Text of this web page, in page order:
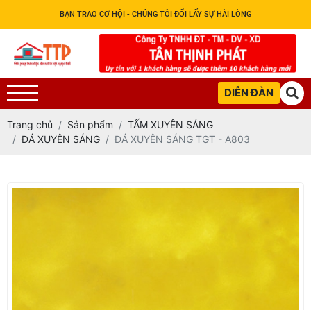
BẠN TRAO CƠ HỘI - CHÚNG TÔI ĐỔI LẤY SỰ HÀI LÒNG
DIỄN ĐÀN
Trang chủ Sản phẩm
TẤM XUYÊN SÁNG
ĐÁ XUYÊN SÁNG
ĐÁ XUYÊN SÁNG TGT - A803